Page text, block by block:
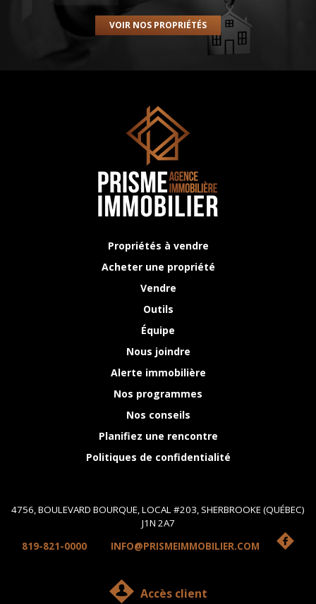
VOIR NOS PROPRIÉTÉS
Propriétés à vendre
Acheter une propriété
Vendre
Outils
Équipe
Nous joindre
Alerte immobilière
Nos programmes
Nos conseils
Planifiez une rencontre
Politiques de confidentialité
4756, BOULEVARD BOURQUE, LOCAL #203, SHERBROOKE (QUÉBEC)
J1N 2A7
819-821-0000
INFO@PRISMEIMMOBILIER.COM
Accès client